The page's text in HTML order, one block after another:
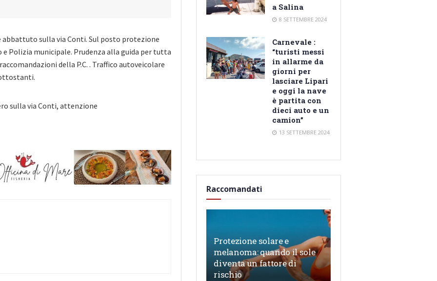
abbattuto sulla via Conti. Sul posto protezione
e Polizia municipale. Prudenza alla guida per tutta
della P.C. . Traffico autoveicolare
a Salina
8 SETTEMBRE 2024
Carnevale :
“turisti messi
in allarme da
giorni per
lasciare Lipari
e oggi la nave
è partita con
dieci auto e un
camion”
13 SETTEMBRE 2024
Raccomandati
Protezione solare e
melanoma: quando il sole
diventa un fattore di
rischio